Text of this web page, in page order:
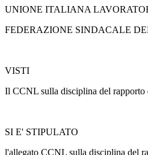
UNIONE ITALIANA LAVORATORI
FEDERAZIONE SINDACALE DEI
VISTI
Il CCNL sulla disciplina del rapporto
SI E' STIPULATO
l'allegato CCNL sulla disciplina del